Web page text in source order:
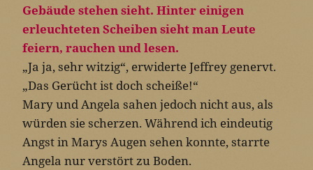
„Ja ja, sehr witzig“, erwiderte Jeffrey genervt.
„Das Gerücht ist doch scheiße!“
Mary und Angela sahen jedoch nicht aus, als
würden sie scherzen. Während ich eindeutig
Angst in Marys Augen sehen konnte, starrte
Angela nur verstört zu Boden.